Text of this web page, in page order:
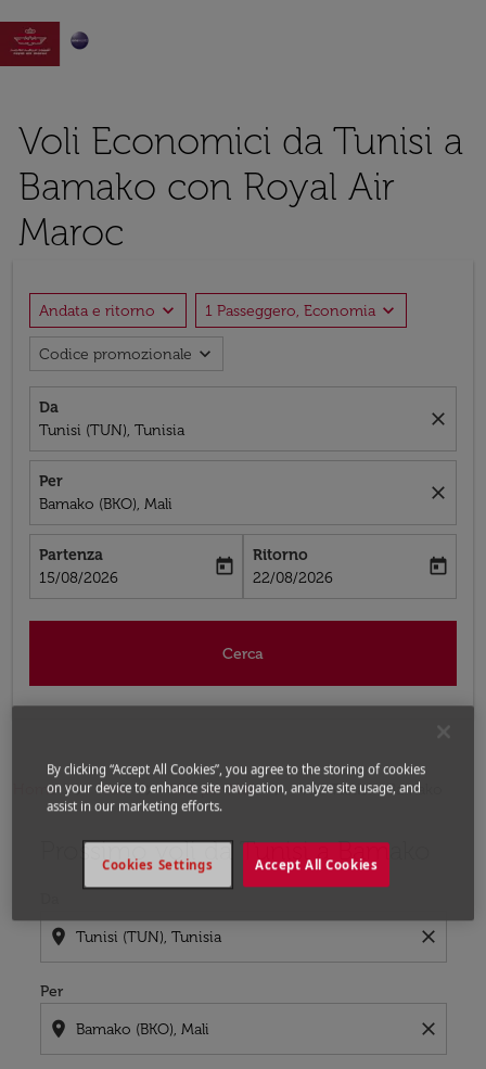

Voli Economici da Tunisi a
Bamako con Royal Air
Maroc
Andata e ritorno expand_more 1 Passeggero, Economia expand_more
Codice promozionale expand_more
Da
Tunisi (TUN), Tunisia
close
Per
Bamako (BKO), Mali
close
Partenza
fc-booking-departure-date-aria-label
15/08/2026
today
Ritorno
fc-booking-return-date-aria-label
22/08/2026
today
Cerca
Home Voli Voli per Mali Voli Tunisi - Bamako
Prossimo voli da Tunisi a Bamako
location_on close
Per
location_on close
Prova ad aggiornare il tuo percorso (origine e/o
By clicking “Accept All Cookies”, you agree to the storing of cookies
on your device to enhance site navigation, analyze site usage, and
assist in our marketing efforts.
Accept All Cookies
Cookies Settings